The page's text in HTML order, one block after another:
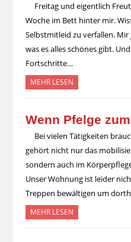
Freitag und eigentlich
Woche im Bett hinter mir.
Selbstmitleid zu verfallen.
was es alles schönes gibt.
Fortschritte…
MEHR LESEN
Wenn Pfelge
Bei vielen Tätigkeiten
gehört nicht nur das
sondern auch im
Unser Wohnung ist leider
Treppen bewältigen um
MEHR LESEN